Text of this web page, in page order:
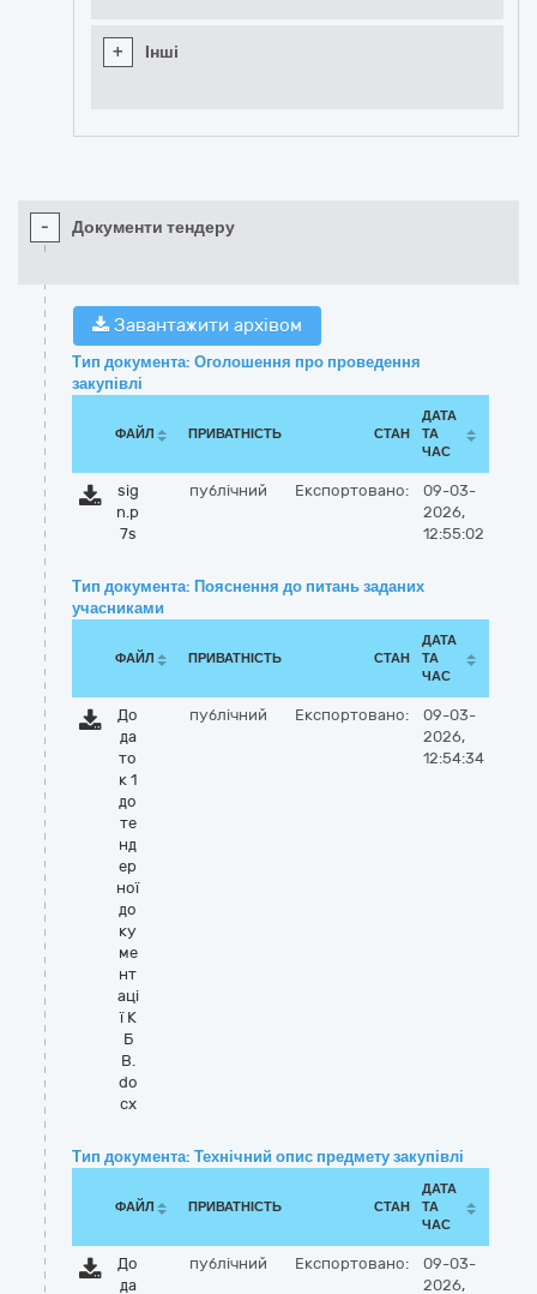
+ Інші
- Документи тендеру
Завантажити архівом
Тип документа: Оголошення про проведення
закупівлі
ФАЙЛ ПРИВАТНІСТЬ СТАН
ДАТА
ТА
ЧАС
sig
n.p
7s
публічний Експортовано:
09-03-
2026,
12:55:02
Тип документа: Пояснення до питань заданих
учасниками
ФАЙЛ ПРИВАТНІСТЬ СТАН
ДАТА
ТА
ЧАС
До
да
то
к 1
до
те
нд
ер
ної
до
ку
ме
нт
ацi
ї К
Б
В.
do
cx
публічний Експортовано:
09-03-
2026,
12:54:34
Тип документа: Технічний опис предмету закупівлі
ФАЙЛ ПРИВАТНІСТЬ СТАН
ДАТА
ТА
ЧАС
До
да
публічний Експортовано:
09-03-
2026,